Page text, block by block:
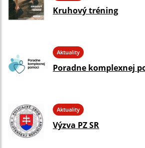
Kruhový tréning
Aktuality
Poradne komplexnej
Aktuality
Výzva PZ SR